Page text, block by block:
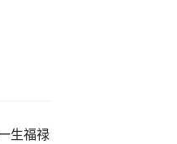
生福禄